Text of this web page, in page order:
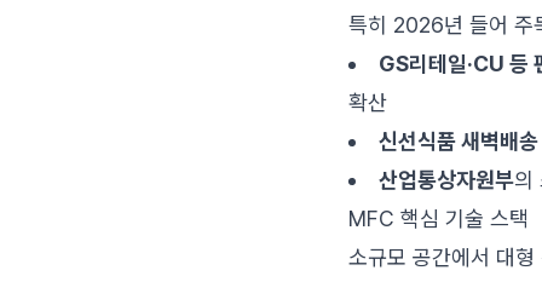
특히 2026년 들어 주
GS리테일·CU 등
확산
신선식품 새벽배
산업통상자원부의
MFC 핵심 기술 스택
소규모 공간에서 대